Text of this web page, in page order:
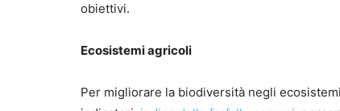
obiettivi.
Ecosistemi agricoli
Per migliorare la biodiversità negli